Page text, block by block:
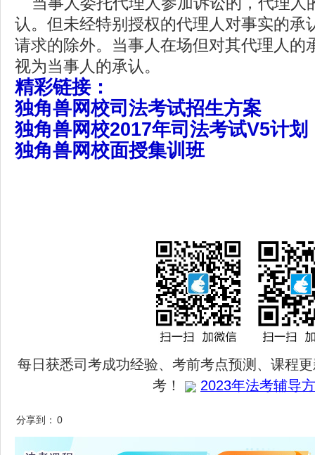
认。但未经特别授权的代理人对事实的承
请求的除外。当事人在场但对其代理人的
视为当事人的承认。
精彩链接：
独角兽网校司法考试招生方案
独角兽网校2017年司法考试V5计划
独角兽网校面授集训班
每日获悉司考成功经验、考前考点预测、课程
考！
2023年法考辅导
分享到： 0